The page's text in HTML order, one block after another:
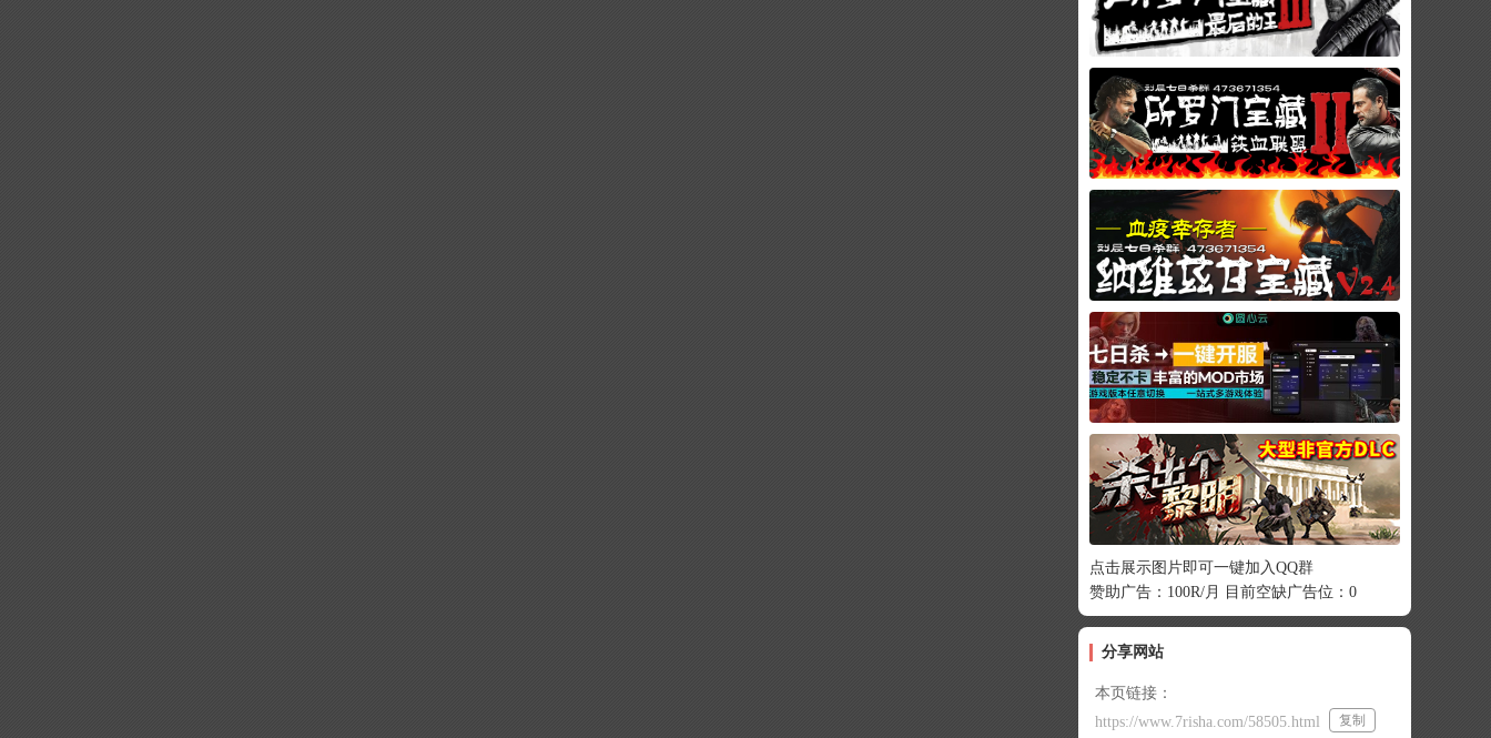
点击展示图片即可一键加入QQ群
赞助广告：100R/月 目前空缺广告位：0
分享网站
本页链接：
https://www.7risha.com/58505.html
复制